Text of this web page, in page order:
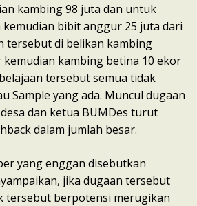
kambing 98 juta dan untuk
kemudian bibit anggur 25 juta dari
tersebut di belikan kambing
kemudian kambing betina 10 ekor
tersebut semua tidak
Sample yang ada. Muncul dugaan
dan ketua BUMDes turut
dalam jumlah besar.
yang enggan disebutkan
jika dugaan tersebut
tersebut berpotensi merugikan